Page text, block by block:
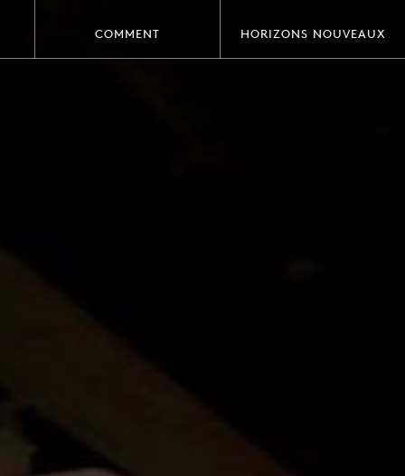
COMMENT HORIZONS NOUVEAUX